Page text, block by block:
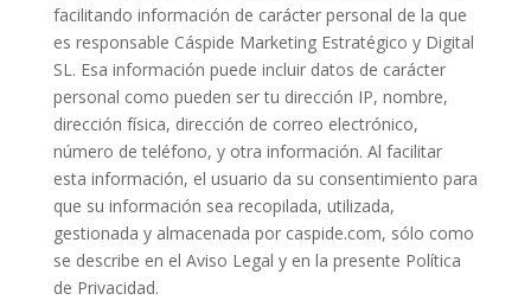
facilitando información de carácter personal de la que
es responsable Cáspide Marketing Estratégico y Digital
SL. Esa información puede incluir datos de carácter
personal como pueden ser tu dirección IP, nombre,
dirección física, dirección de correo electrónico,
número de teléfono, y otra información. Al facilitar
esta información, el usuario da su consentimiento para
que su información sea recopilada, utilizada,
gestionada y almacenada por caspide.com, sólo como
se describe en el Aviso Legal y en la presente Política
de Privacidad.